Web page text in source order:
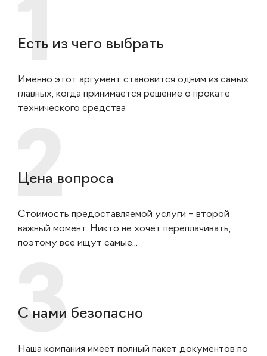
Есть из чего выбрать
Именно этот аргумент становится одним из самых
главных, когда принимается решение о прокате
технического средства
Цена вопроса
Стоимость предоставляемой услуги – второй
важный момент. Никто не хочет переплачивать,
поэтому все ищут самые...
С нами безопасно
Наша компания имеет полный пакет документов по